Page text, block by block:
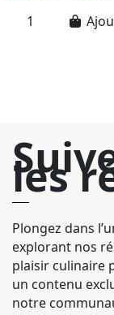
les
Plongez dans
explorant nos
plaisir culinaire
un contenu
notre